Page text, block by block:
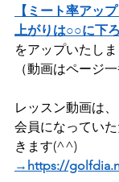
【ミート率アッ
上がりは○○に下
をアップいたし
（動画はページ
レッスン動画は、
会員になってい
きます(^^)
→https://